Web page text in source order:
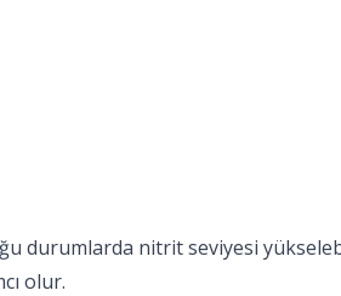
durumlarda nitrit seviyesi
olur.